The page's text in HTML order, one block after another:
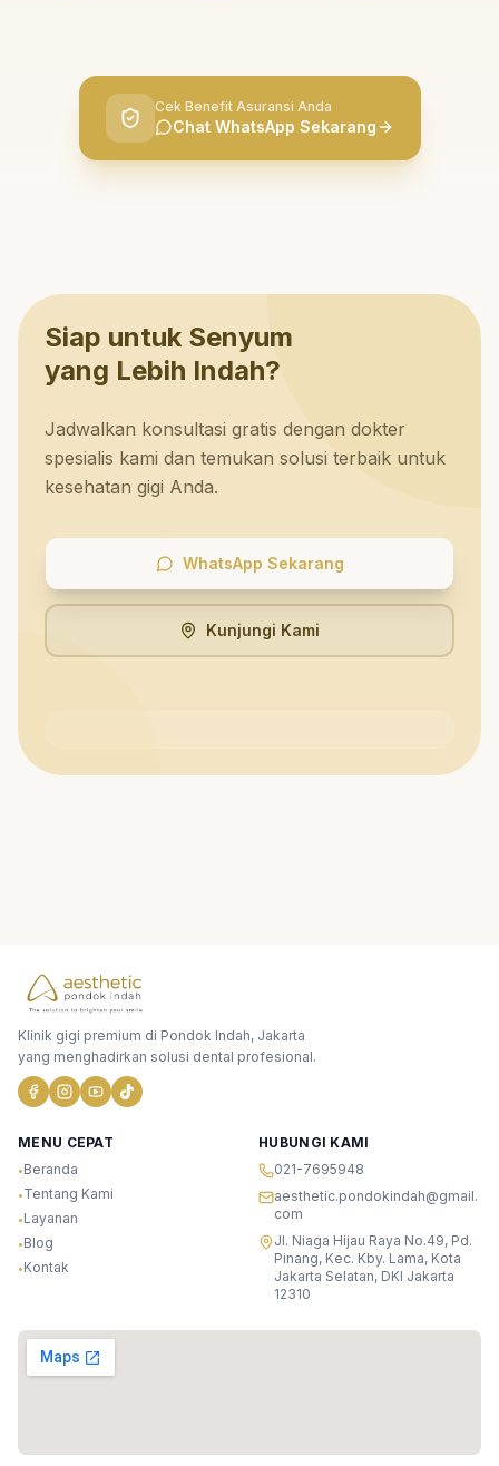
Cek Benefit Asuransi Anda
Chat WhatsApp Sekarang
Siap untuk Senyum
yang Lebih Indah?
Jadwalkan konsultasi gratis dengan dokter
spesialis kami dan temukan solusi terbaik untuk
kesehatan gigi Anda.
WhatsApp Sekarang
Kunjungi Kami
Klinik gigi premium di Pondok Indah, Jakarta
yang menghadirkan solusi dental profesional.
MENU CEPAT
•Beranda
•Tentang Kami
•Layanan
•Blog
•Kontak
HUBUNGI KAMI
021-7695948
aesthetic.pondokindah@gmail.
com
Jl. Niaga Hijau Raya No.49, Pd.
Pinang, Kec. Kby. Lama, Kota
Jakarta Selatan, DKI Jakarta
12310